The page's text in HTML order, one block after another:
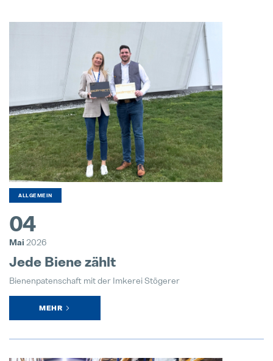
HTL-Absolventen (m/w/d)
Vollzeit
Jede Biene zählt
04. Mai 2026
Pollmann & MAXXOM auf der IAA
21. August 2025
ALLGEMEIN
04
Mai 2026
Jede Biene zählt
Bienenpatenschaft mit der Imkerei Stögerer
MEHR